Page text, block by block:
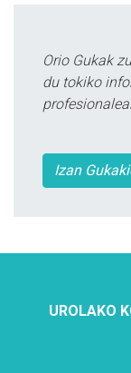
Orio Gukak
du tokiko
Izan
UROLAKO